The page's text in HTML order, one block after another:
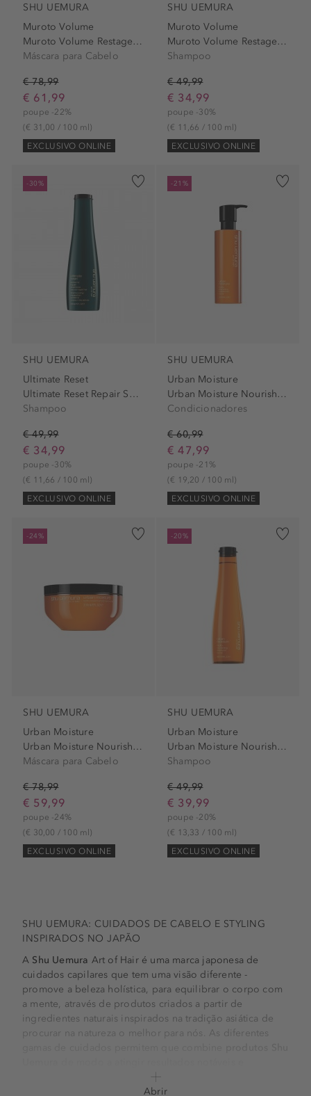
SHU UEMURA
Muroto Volume
Muroto Volume Restage Mascara
Máscara para Cabelo
€ 78,99
€ 61,99
poupe -22%
(€ 31,00 / 100 ml)
EXCLUSIVO ONLINE
SHU UEMURA
Muroto Volume
Muroto Volume Restage Shampoo
Shampoo
€ 49,99
€ 34,99
poupe -30%
(€ 11,66 / 100 ml)
EXCLUSIVO ONLINE
-30%
SHU UEMURA
Ultimate Reset
Ultimate Reset Repair Shampoo
Shampoo
€ 49,99
€ 34,99
poupe -30%
(€ 11,66 / 100 ml)
EXCLUSIVO ONLINE
-21%
SHU UEMURA
Urban Moisture
Urban Moisture Nourishing...
Condicionadores
€ 60,99
€ 47,99
poupe -21%
(€ 19,20 / 100 ml)
EXCLUSIVO ONLINE
-24%
SHU UEMURA
Urban Moisture
Urban Moisture Nourishing...
Máscara para Cabelo
€ 78,99
€ 59,99
poupe -24%
(€ 30,00 / 100 ml)
EXCLUSIVO ONLINE
-20%
SHU UEMURA
Urban Moisture
Urban Moisture Nourishing...
Shampoo
€ 49,99
€ 39,99
poupe -20%
(€ 13,33 / 100 ml)
EXCLUSIVO ONLINE
SHU UEMURA: CUIDADOS DE CABELO E STYLING
INSPIRADOS NO JAPÃO
A Shu Uemura Art of Hair é uma marca japonesa de
cuidados capilares que tem uma visão diferente -
promove a beleza holística, para equilibrar o corpo com
a mente, através de produtos criados a partir de
ingredientes naturais inspirados na tradição asiática de
procurar na natureza o melhor para nós. As diferentes
responder às necessidades únicas do seu cabelo.
Abrir